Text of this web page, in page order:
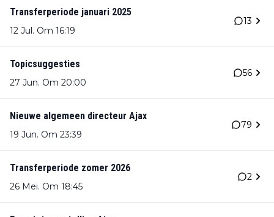
Transferperiode januari 2025
12 Jul. Om 16:19
13
Topicsuggesties
27 Jun. Om 20:00
56
Nieuwe algemeen directeur Ajax
19 Jun. Om 23:39
79
Transferperiode zomer 2026
26 Mei. Om 18:45
2